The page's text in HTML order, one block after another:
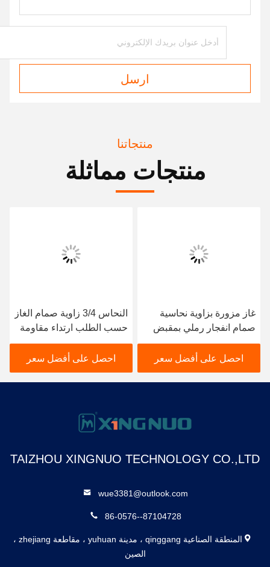
ارسل
منتجاتنا
منتجات مماثلة
غاز مزورة بزاوية نحاسية
صمام انفجار رملي بمقبض
ألومنيوم
احصل على أفضل سعر
النحاس 3/4 زاوية صمام الغاز
حسب الطلب ارتداء مقاومة
BV1005-MF
احصل على أفضل سعر
TAIZHOU XINGNUO TECHNOLOGY CO.,LTD
wue3381@outlook.com
86-0576--87104728
المنطقة الصناعية qinggang ، مدينة yuhuan ، مقاطعة zhejiang ،
الصين